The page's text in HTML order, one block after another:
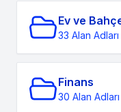
Ev ve
33 Alan Adları
Finans
30 Alan Adları